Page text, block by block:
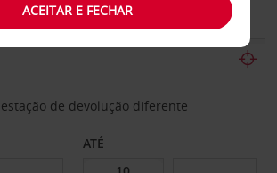
de devolução diferente
ATÉ
ACEITAR E FECHAR